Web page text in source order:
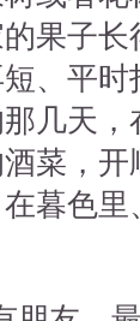
果子长
、平时
几天，
菜，开
暮色里